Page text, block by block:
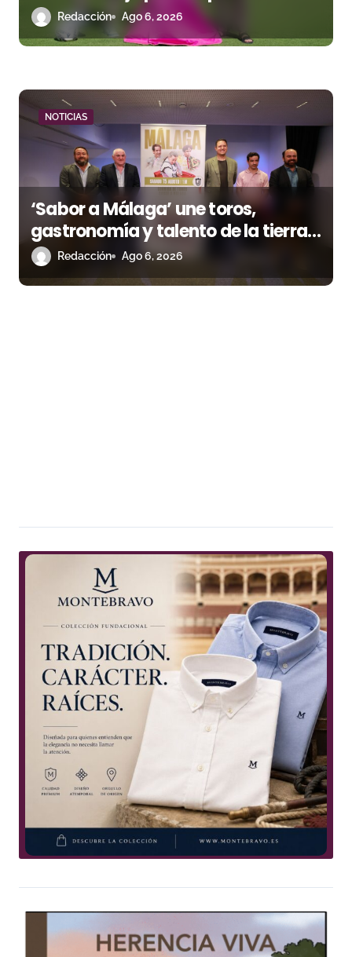
corrida de la Piedad
Redacción Ago 6, 2026
NOTICIAS
‘Sabor a Málaga’ une toros,
gastronomía y talento de la tierra
en La Malagueta
Redacción Ago 6, 2026